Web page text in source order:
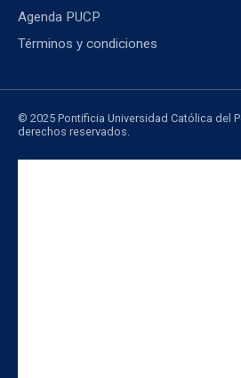
Agenda PUCP
Términos y condiciones
© 2025 Pontificia Universidad Católica del
derechos reservados.